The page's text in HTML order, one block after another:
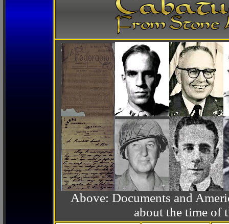
Above: Documents and
about the time of